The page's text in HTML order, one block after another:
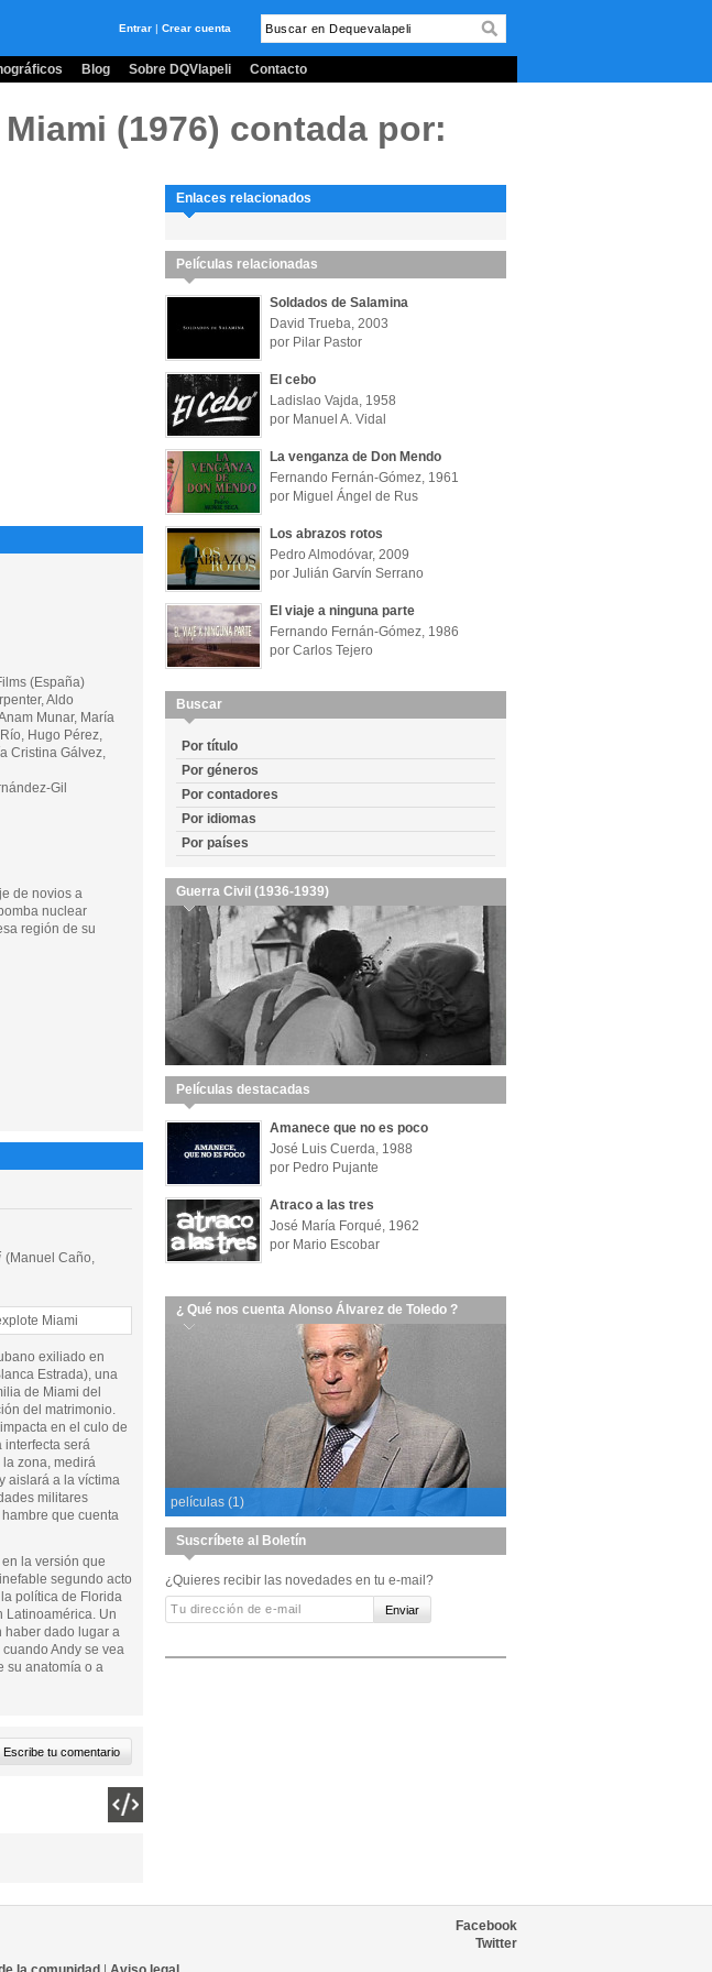
Entrar | Crear cuenta
Blog Sobre DQVlapeli Contacto
(1976) contada por:
(España)
Aldo
Munar, María
Hugo Pérez,
Cristina Gálvez,
Gil
de novios a
nuclear
región de su
(Manuel Caño,
exiliado en
Estrada), una
de Miami del
del matrimonio.
en el culo de
interfecta será
zona, medirá
aislará a la víctima
militares
que cuenta
la versión que
segundo acto
política de Florida
Latinoamérica. Un
haber dado lugar a
Andy se vea
su anatomía o a
Enlaces relacionados
Películas relacionadas
Soldados de Salamina
David Trueba, 2003
por Pilar Pastor
El cebo
Ladislao Vajda, 1958
por Manuel A. Vidal
La venganza de Don Mendo
Fernando Fernán-Gómez, 1961
por Miguel Ángel de Rus
Los abrazos rotos
Pedro Almodóvar, 2009
por Julián Garvín Serrano
El viaje a ninguna parte
Fernando Fernán-Gómez, 1986
por Carlos Tejero
Buscar
Por título
Por géneros
Por contadores
Por idiomas
Por países
Guerra Civil (1936-1939)
Películas destacadas
Amanece que no es poco
José Luis Cuerda, 1988
por Pedro Pujante
Atraco a las tres
José María Forqué, 1962
por Mario Escobar
¿ Qué nos cuenta Alonso Álvarez de Toledo ?
películas (1)
Suscríbete al Boletín
¿Quieres recibir las novedades en tu e-mail?
Facebook
Twitter